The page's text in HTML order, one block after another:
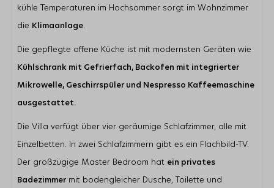
Küche
Nespresso Kaffeemachine
Kombi-Mikrowelle
Lage
Nur wenige Gehminuten vom Banjaardstrand entfernt
Am Wasser
kühle Temperaturen im Hochsommer sorgt im Wohnzimmer
die Klimaanlage.
Die gepflegte offene Küche ist mit modernsten Geräten wie
Kühlschrank mit Gefrierfach, Backofen mit integrierter
Mikrowelle, Geschirrspüler und Nespresso Kaffeemaschine
ausgestattet.
Die Villa verfügt über vier geräumige Schlafzimmer, alle mit
Einzelbetten. In zwei Schlafzimmern gibt es ein Flachbild-TV.
Der großzügige Master Bedroom hat ein privates
Badezimmer mit bodengleicher Dusche, Toilette und